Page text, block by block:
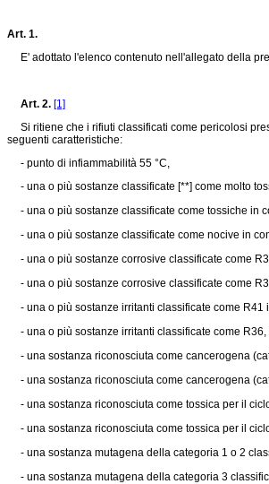
Art. 1.
E' adottato l'elenco contenuto nell'allegato della
Art. 2. [1]
Si ritiene che i rifiuti classificati come pericolosi
seguenti caratteristiche:
- punto di infiammabilità 55 °C,
- una o più sostanze classificate [**] come molto
- una o più sostanze classificate come tossiche in
- una o più sostanze classificate come nocive in
- una o più sostanze corrosive classificate come
- una o più sostanze corrosive classificate come
- una o più sostanze irritanti classificate come R41
- una o più sostanze irritanti classificate come
- una sostanza riconosciuta come cancerogena
- una sostanza riconosciuta come cancerogena
- una sostanza riconosciuta come tossica per il
- una sostanza riconosciuta come tossica per il
- una sostanza mutagena della categoria 1 o 2
- una sostanza mutagena della categoria 3